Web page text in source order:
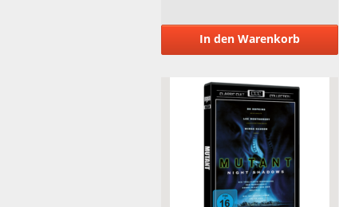
In den Warenkorb